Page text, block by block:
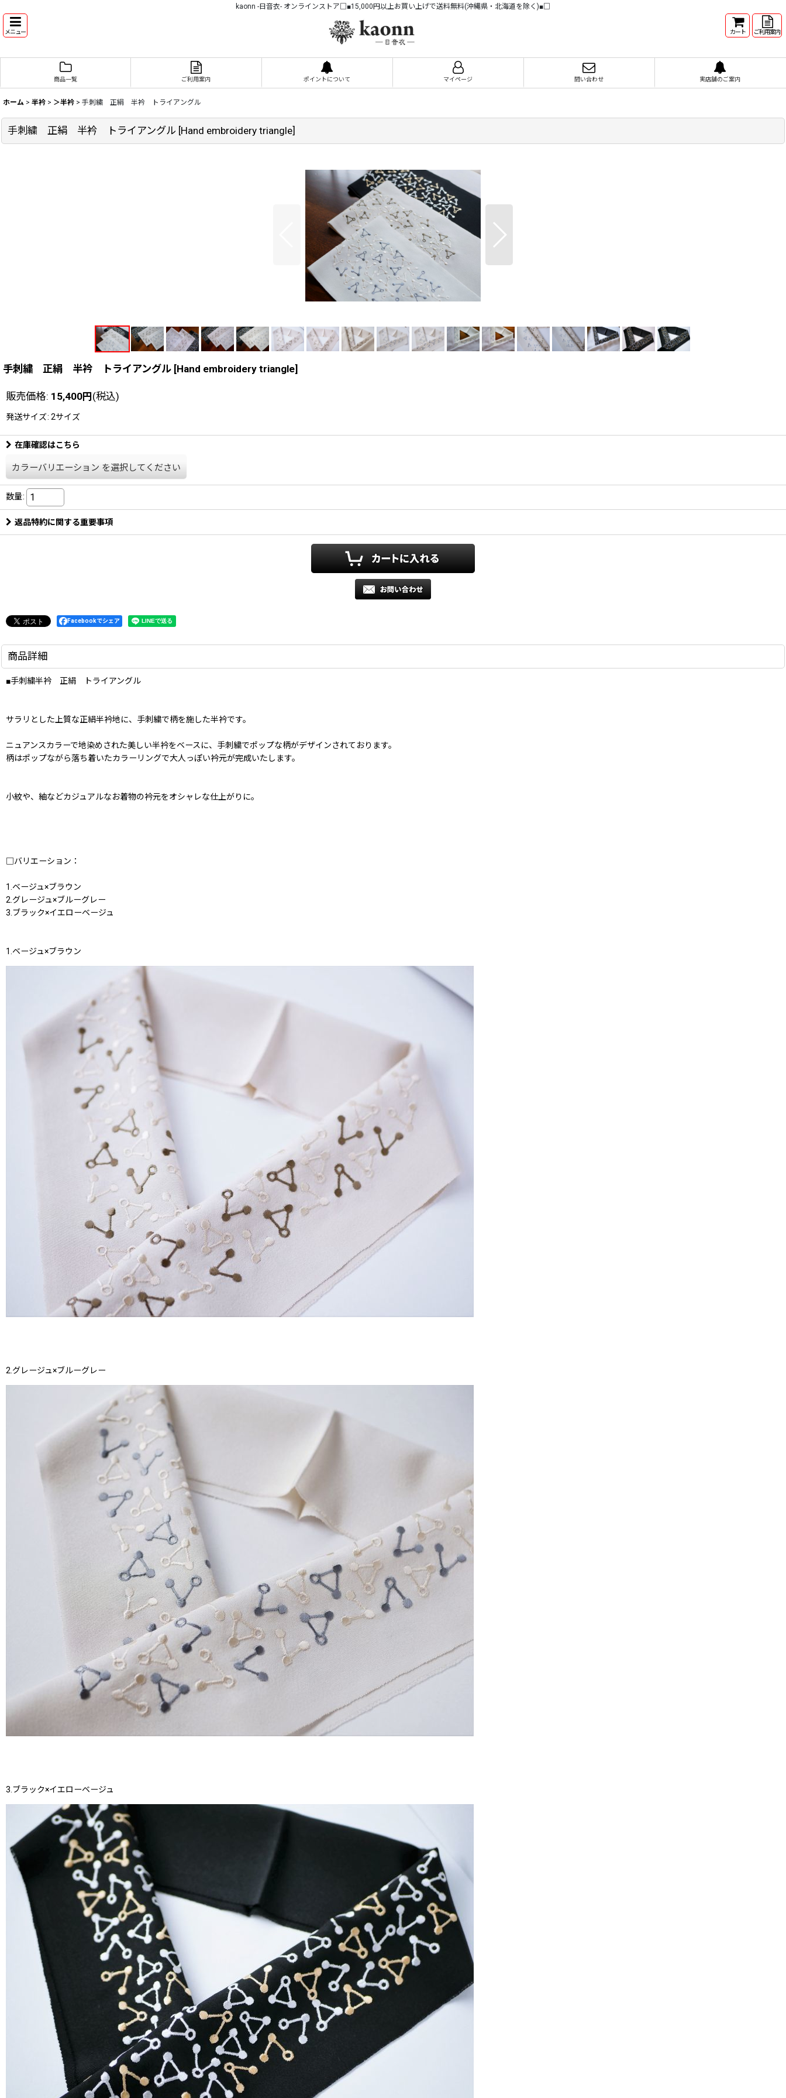
kaonn -日音衣- オンラインストア□■15,000円以上お買い上げで送料無料(沖縄県・北海道を除く)■□
メニュー カート ご利用案内
商品一覧 ご利用案内 ポイントについて マイページ 問い合わせ 実店舗のご案内
ホーム > 半衿 > ＞半衿 > 手刺繍 正絹 半衿 トライアングル
手刺繍 正絹 半衿 トライアングル [Hand embroidery triangle]
手刺繍 正絹 半衿 トライアングル [Hand embroidery triangle]
販売価格: 15,400円(税込)
発送サイズ: 2サイズ
在庫確認はこちら
カラーバリエーション を選択してください
数量:
返品特約に関する重要事項
Facebookでシェア
商品詳細
■手刺繍半衿 正絹 トライアングル
サラリとした上質な正絹半衿地に、手刺繍で柄を施した半衿です。
ニュアンスカラーで地染めされた美しい半衿をベースに、手刺繍でポップな柄がデザインされております。
柄はポップながら落ち着いたカラーリングで大人っぽい衿元が完成いたします。
小紋や、紬などカジュアルなお着物の衿元をオシャレな仕上がりに。
□バリエーション：
1.ベージュ×ブラウン
2.グレージュ×ブルーグレー
3.ブラック×イエローベージュ
1.ベージュ×ブラウン
2.グレージュ×ブルーグレー
3.ブラック×イエローベージュ